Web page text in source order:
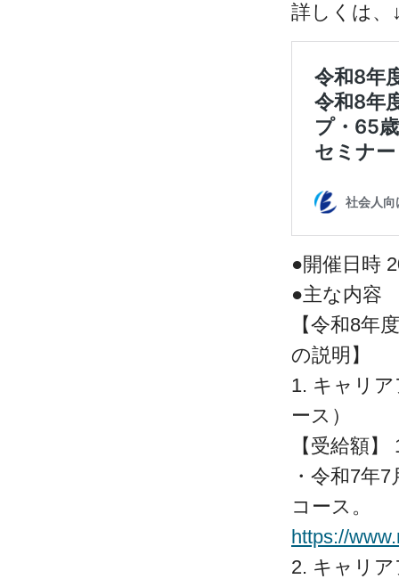
詳しくは、
●開催日時
●主
【令和8年
の説明】
1. キャリ
ース）
【受給額
・令和7年
コース。
https://
2. キャリ